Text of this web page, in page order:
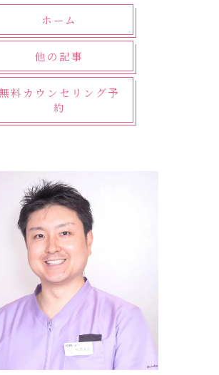
ホーム
他の記事
料カウンセリング予
約